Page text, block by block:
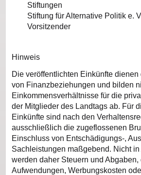
Stiftungen
Stiftung für Alternative Politik e.
Vorsitzender
Hinweis
Die veröffentlichten Einkünfte dienen
von Finanzbeziehungen und bilden
Einkommensverhältnisse für die
der Mitglieder des Landtags ab. Für
Einkünfte sind nach den
ausschließlich die zugeflossenen
Einschluss von Entschädigungs-,
Sachleistungen maßgebend. Nicht
werden daher Steuern und Abgaben,
Aufwendungen, Werbungskosten